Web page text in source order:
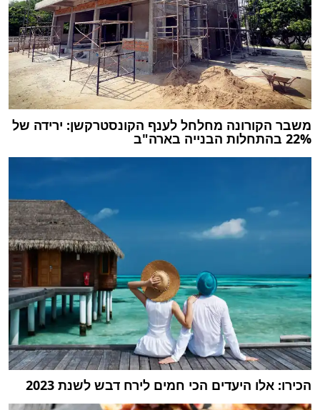
משבר הקורונה מחלחל לענף הקונסטרקשן: ירידה של
22% בהתחלות הבנייה בארה"ב
הכירו: אלו היעדים הכי חמים לירח דבש לשנת 2023